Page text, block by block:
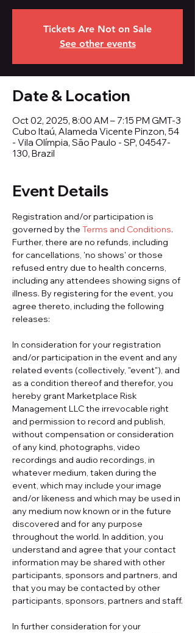
Tickets Are Not on Sale
See other events
Date & Location
Oct 02, 2025, 8:00 AM – 7:15 PM GMT-3
Cubo Itaú, Alameda Vicente Pinzon, 54
- Vila Olímpia, São Paulo - SP, 04547-
130, Brazil
Event Details
Registration and/or participation is
governed by the Terms and Conditions.
Further, there are no refunds, including
for cancellations, 'no shows' or those
refused entry due to health concerns,
including any attendees showing signs of
illness. By registering for the event, you
agree thereto, including the following
releases:
In consideration for your registration
and/or participation in the event and any
related events (collectively, "event"), and
as a condition thereof and therefor, you
hereby grant Marketplace Risk
Management LLC the irrevocable right
and permission to record and publish,
without compensation or consideration
of any kind, photographs, video
recordings and audio recordings, in
whatever medium, taken during the
event, which may include your image
and/or likeness and which may be used in
any medium now known or in the future
discovered and for any purpose
throughout the world. In addition, you
understand and agree that your contact
information may be shared with other
participants, sponsors and partners, and
that you may be contacted by other
participants, sponsors, partners and staff.
In further consideration for your